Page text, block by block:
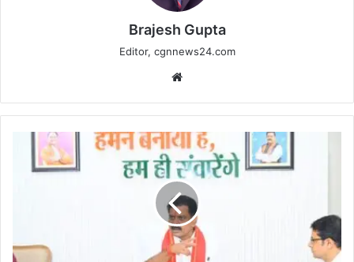
Brajesh Gupta
Editor, cgnnews24.com
उपमुख्यमंत्री
रखाव